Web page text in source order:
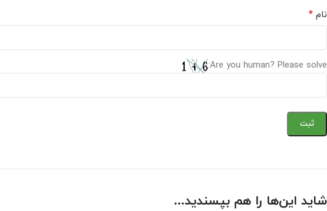
نام *
Are you human? Please solve:
شاید این‌ها را هم بپسندید…